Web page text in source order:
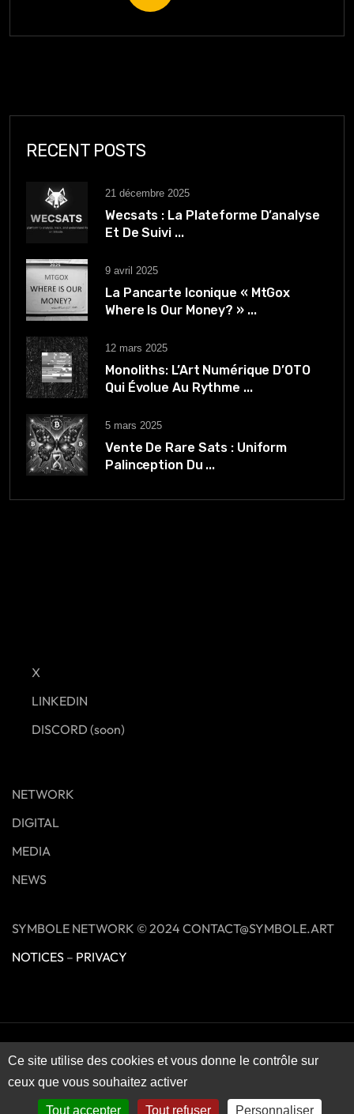
RECENT POSTS
21 décembre 2025
Wecsats : La Plateforme D’analyse
Et De Suivi ...
9 avril 2025
La Pancarte Iconique « MtGox
Where Is Our Money? » ...
12 mars 2025
Monoliths: L’Art Numérique D’OTO
Qui Évolue Au Rythme ...
5 mars 2025
Vente De Rare Sats : Uniform
Palinception Du ...
X
LINKEDIN
DISCORD (soon)
NETWORK
DIGITAL
MEDIA
NEWS
SYMBOLE NETWORK © 2024 CONTACT@SYMBOLE.ART
NOTICES – PRIVACY
Ce site utilise des cookies et vous donne le contrôle sur
ceux que vous souhaitez activer
Tout accepter Tout refuser Personnaliser